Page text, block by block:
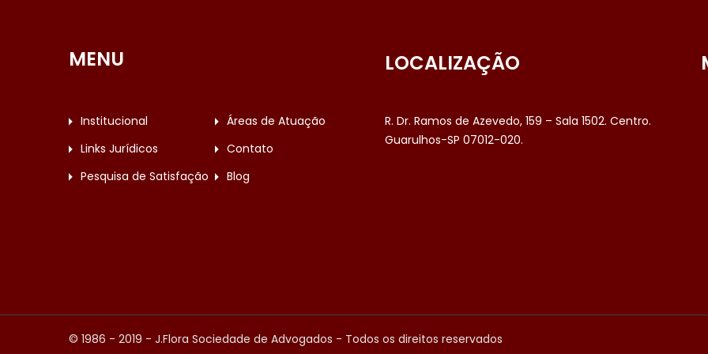
MENU
Institucional
Áreas de Atuação
Links Jurídicos
Contato
Pesquisa de Satisfação
Blog
LOCALIZAÇÃO
R. Dr. Ramos de Azevedo, 159 – Sala 1502. Centro.
Guarulhos-SP 07012-020.
© 1986 - 2019 - J.Flora Sociedade de Advogados - Todos os direitos reservados